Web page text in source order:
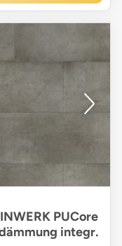
PUCore
integr.